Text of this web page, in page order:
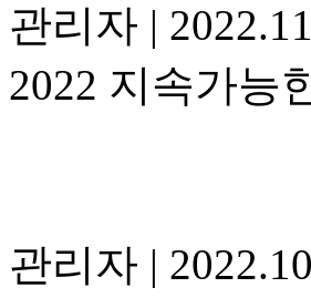
관리자 |
2022 지속가능
관리자 |